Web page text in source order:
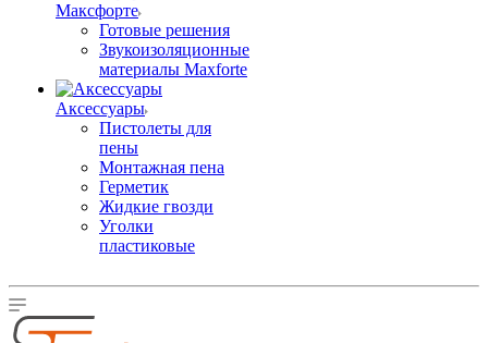
Максфорте
Готовые решения
Звукоизоляционные
материалы Maxforte
Аксессуары
Пистолеты для
пены
Монтажная пена
Герметик
Жидкие гвозди
Уголки
пластиковые